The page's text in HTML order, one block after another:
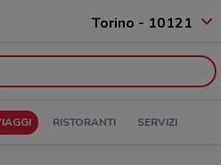
Torino - 10121
RISTORANTI SERVIZI